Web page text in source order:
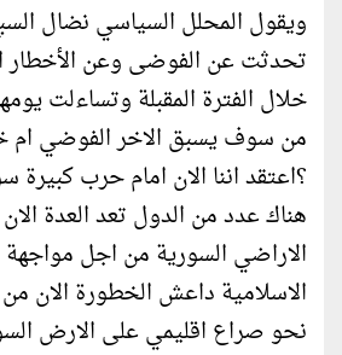
ويقول المحلل السياسي نضال
تحدثت عن الفوضى وعن الأخطار
خلال الفترة المقبلة وتساءلت
من سوف يسبق الاخر الفوضي ام
؟اعتقد اننا الان امام حرب
هناك عدد من الدول تعد العدة
الاراضي السورية من اجل مواجهة
الاسلامية داعش الخطورة الان من
نحو صراع اقليمي على الارض